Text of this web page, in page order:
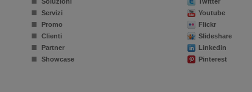
Servizi
Promo
Clienti
Partner
Showcase
Youtube
Flickr
Slideshare
Linkedin
Pinterest